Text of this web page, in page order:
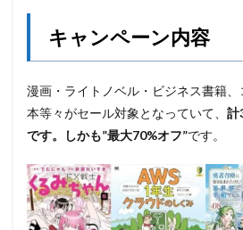
キャンペーン内容
漫画・ライトノベル・ビジネス書籍
本等々がセール対象となっていて、 計
です。しかも”最大70%オフ”です。